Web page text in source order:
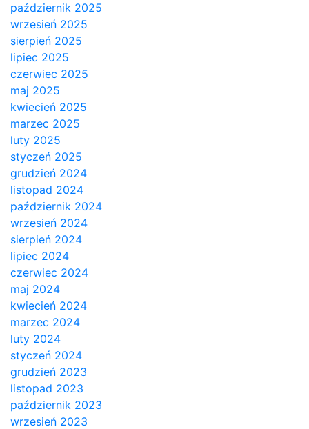
październik 2025
wrzesień 2025
sierpień 2025
lipiec 2025
czerwiec 2025
maj 2025
kwiecień 2025
marzec 2025
luty 2025
styczeń 2025
grudzień 2024
listopad 2024
październik 2024
wrzesień 2024
sierpień 2024
lipiec 2024
czerwiec 2024
maj 2024
kwiecień 2024
marzec 2024
luty 2024
styczeń 2024
grudzień 2023
listopad 2023
październik 2023
wrzesień 2023